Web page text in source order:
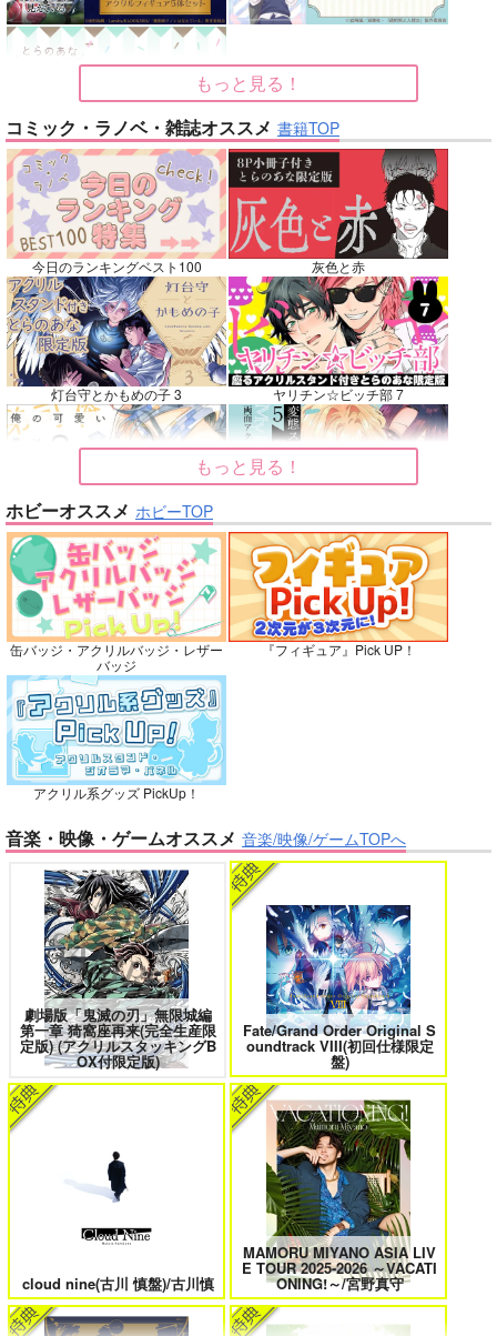
サンプル
カート
サンプル サンプル
No.7
お隣パニック!!
キャロル
専売 1,100円（税込）
その他
サンプル
再販希望
No.8
悪縁
ぽむ屋
770円（税込）
Fate/Grand Order
マシュ・キリエライト
リリス
サンプル
カート
No.9
nanka A kanji no title
ハイパーソニックソウ
ル
2,200円（税込）
インドラ
近藤勇
サンプル
カート
No.10
ただ声ひとつ
いぬばしり
1,430円（税込）
呪術廻戦
夏油傑×五条悟
サンプル
カート
もっと見る！
コミック・ラノベ・雑誌オススメ 書籍TOP
今日のランキングベスト100 灰色と赤
灯台守とかもめの子 3 ヤリチン☆ビッチ部 7
俺の可愛い弟は 2 変態ストーカーに狙われてます 5
バイトの宮川君は店長が好き 2 腐男子も歩けば恋に沼る
出来損ないのラブソング Riff
花金ラブアクシデント! 絶対ど～しても楽していきたいっ!
鬼上司・獄寺さんは暴かれたい。 6 恋してくれるな、マイバディ
みなと商事コインランドリー 7 光が死んだ夏 9
夜明けの唄 7 ふたりのけもの 2
もっと見る！
ホビーオススメ ホビーTOP
缶バッジ・アクリルバッジ・レザー
バッジ
『フィギュア』Pick UP！
アクリル系グッズ PickUp！
音楽・映像・ゲームオススメ 音楽/映像/ゲームTOPへ
劇場版「鬼滅の刃」無限城編
第一章 猗窩座再来(完全生産限
定版) (アクリルスタッキングB
OX付限定版)
Fate/Grand Order Original S
oundtrack VIII(初回仕様限定
盤)
cloud nine(古川 慎盤)/古川慎
MAMORU MIYANO ASIA LIV
E TOUR 2025-2026 ～VACATI
ONING!～/宮野真守